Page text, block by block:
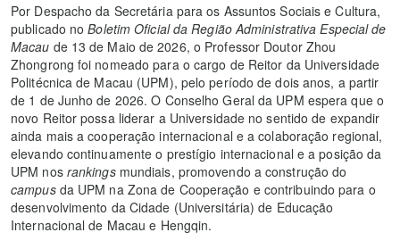
Por Despacho da Secretária para os Assuntos Sociais e Cultura,
publicado noBoletim Oficial da Região Administrativa Especial de
Macau de 13 de Maio de 2026, o Professor Doutor Zhou
Zhongrong foi nomeado para o cargo de Reitor da Universidade
Politécnica de Macau (UPM), pelo período de dois anos, a partir
de 1 de Junho de 2026. O Conselho Geral da UPM espera que o
novo Reitor possa liderar a Universidade no sentido de expandir
ainda mais a cooperação internacional e a colaboração regional,
elevando continuamente o prestígio internacional e a posição da
UPM nos rankingsmundiais, promovendo a construção do
campusda UPM na Zona de Cooperação e contribuindo para o
desenvolvimento da Cidade (Universitária) de Educação
Internacional de Macau e Hengqin.